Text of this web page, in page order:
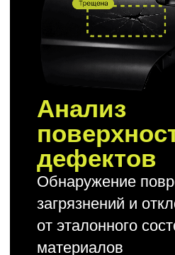
Контроль
комплектации
изделий
Проверка наличия всех
компонентов и правильности
сборки готовых изделий